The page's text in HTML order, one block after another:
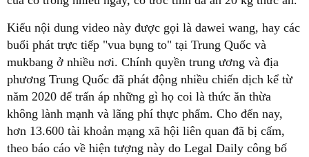
Kiểu nội dung video này được gọi là dawei wang, hay các
buổi phát trực tiếp "vua bụng to" tại Trung Quốc và
mukbang ở nhiều nơi. Chính quyền trung ương và địa
phương Trung Quốc đã phát động nhiều chiến dịch kể từ
năm 2020 để trấn áp những gì họ coi là thức ăn thừa
không lành mạnh và lãng phí thực phẩm. Cho đến nay,
hơn 13.600 tài khoản mạng xã hội liên quan đã bị cấm,
theo báo cáo về hiện tượng này do Legal Daily công bố